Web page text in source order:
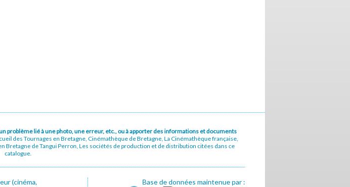
problème lié à une photo, une erreur, etc., ou à apporter des informations et documents
des Tournages en Bretagne, Cinémathèque de Bretagne, La Cinémathèque française,
de Tangui Perron, Les sociétés de production et de distribution citées dans ce
catalogue.
(cinéma,
Base de données maintenue par :